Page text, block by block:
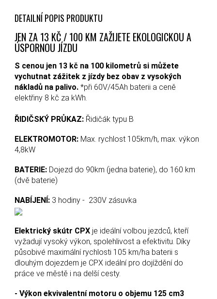
DETAILNÍ POPIS PRODUKTU
JEN ZA 13 KČ / 100 KM ZAŽIJETE EKOLOGICKOU A
ÚSPORNOU JÍZDU
S cenou jen 13 kč na 100 kilometrů si můžete
vychutnat zážitek z jízdy bez obav z vysokých
nákladů na palivo. *při 60V/45Ah baterii a ceně
elektřiny 8 kč za kWh.
ŘIDIČSKÝ PRŮKAZ: Řidičák typu B
ELEKTROMOTOR: Max. rychlost 105km/h, max. výkon
4,8kW
BATERIE: Dojezd do 90km (jedna baterie), do 160 km
(dvě baterie)
NABÍJENÍ: 3 hodiny - 230V zásuvka
Elektrický skútr CPX je ideální volbou jezdců, kteří
vyžadují vysoký výkon, spolehlivost a efektivitu. Díky
působivé maximální rychlosti 105 km/ha baterii s
dlouhým dojezdem je CPX ideální pro dojíždění do
práce ve městě i na delší cesty.
- Výkon ekvivalentní motoru o objemu 125 cm3